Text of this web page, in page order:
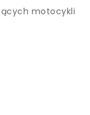
motocykli